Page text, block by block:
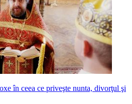
în ceea ce priveşte nunta, divorţul şi